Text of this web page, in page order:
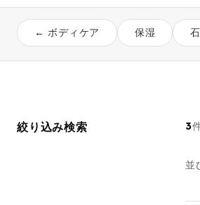
← ボディケア 保湿
絞り込み検索 3
並